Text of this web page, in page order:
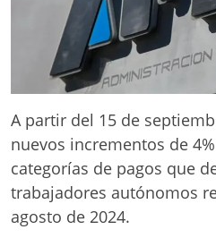
A partir del 15 de
nuevos incrementos de
categorías de pagos que
trabajadores autónomos
agosto de 2024.